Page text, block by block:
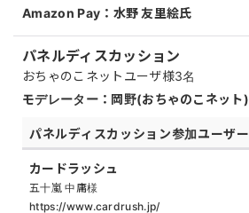
Amazon Pay： 水野 友里絵氏
パネルディスカッション
おちゃのこネットユーザ様3名
モデレーター： 岡野(おちゃのこネット)
パネルディスカッション参加ユーザー
カードラッシュ
五十嵐 中庸様
https://www.cardrush.jp/